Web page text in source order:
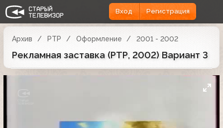
Вход Регистрация
Архив РТР Оформление 2001 - 2002
Рекламная заставка (РТР, 2002) Вариант 3